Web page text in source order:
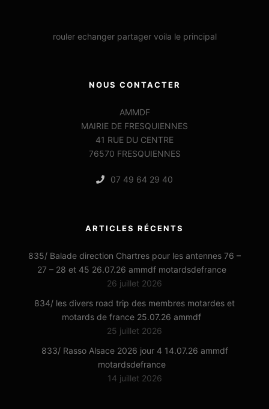
rouler echanger partager voila le principal
NOUS CONTACTER
AMMDF
MAIRIE DE FRESQUIENNES
41 RUE DU CENTRE
76570 FRESQUIENNES
07 49 64 29 40
ARTICLES RÉCENTS
835/ Balade direction Chartres pour les antennes 76 –
27 – 28 et 45 26.07.26 ammdf motardsdefrance
26 juillet 2026
834/ les divers road trip des membres motardes et
motards de france 25.07.26 ammdf
25 juillet 2026
833/ Rasso Alsace 2026 jour 4 14.07.26 ammdf
motardsdefrance
14 juillet 2026